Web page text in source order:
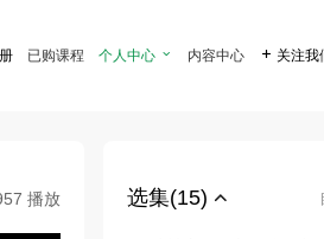
已购课程 个人中心  内容中心  关注我
播放 选集(15)